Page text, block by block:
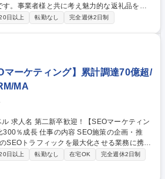
す。事業者様と共に考え魅力的な返礼品をポ
ます。自治体の税収の増加や事業者様の売上
た返礼品の企画や事業者様との打ち合わせを
ての取材や写真撮影、魅力が伝わるページ作
ータルサイト上での魅せ方を工夫したブラン
マーケティング施策を展開。また、寄付者
も行います。 募集職種 【千葉・
報】地方創生に貢献★/年間休日121日
日以上 転勤なし 完全週休2日制
マーケティング】累計調達70億超/
MA
ィン
SEO施策の企画・推
SEOトラフィックを最大化させる業務に携わ
ペシャリストの役割は、事業戦略に基づいてS
係部署と連携しながら 施策を推進・
していただきます。 弊社は今、事業を加速度
日以上 転勤なし 在宅OK
完全週休2日制